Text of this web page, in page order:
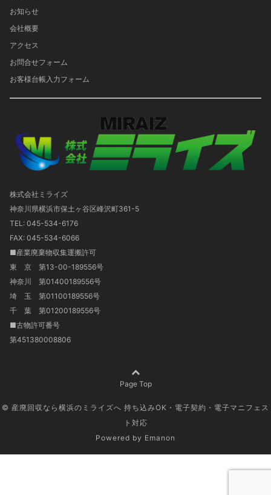
お知らせ
会社概要
アクセス
お問合せフォーム
お客様台帳入力フォーム
株式会社ミライズ
神奈川県横浜市保土ヶ谷区峰沢町361-5
TEL: 045-534-6176
FAX: 045-534-6066
■産業廃棄物収集運搬許可
東 京 第13-00-189556号
神奈川 第01400189556号
埼 玉 第01100189556号
千 葉 第01200189556号
■古物許可番号
第451380008806
Page Top
© 産廃回収なら横浜のミライズへ 持ち込みOK・電子契約・電子マニフェス
ト対応
Powered by Emanon